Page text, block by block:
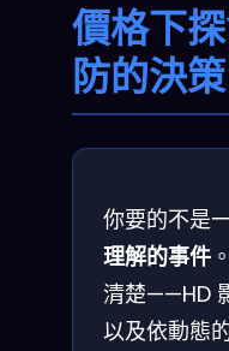
價格下
防的決
你要的不是
理解的事件
清楚——HD
以及依動態